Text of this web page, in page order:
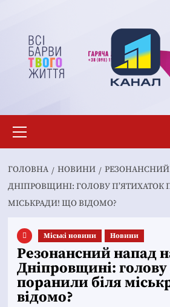
вмісту
меню
ГОЛОВНА НОВИНИ
ДНІПРОВЩИНІ: ГОЛОВУ П’ЯТИХАТОК
МІСЬКРАДИ! ЩО ВІДОМО?
Mіські новини Новини
Резонансний напад
Дніпровщині: голову
поранили біля
відомо?